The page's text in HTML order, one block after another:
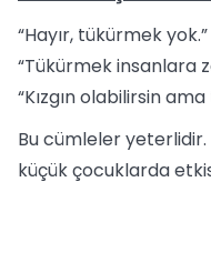
“Hayır, tükürmek yok.”
“Tükürmek insanlara
“Kızgın olabilirsin
Bu cümleler
küçük çocuklarda